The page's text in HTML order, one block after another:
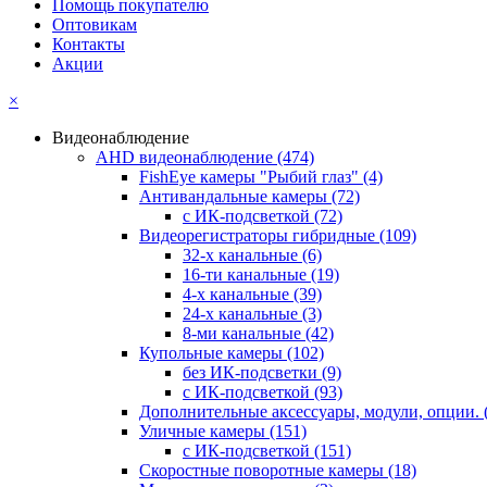
Помощь покупателю
Оптовикам
Контакты
Акции
×
Видеонаблюдение
AHD видеонаблюдение (474)
FishEye камеры "Рыбий глаз" (4)
Антивандальные камеры (72)
с ИК-подсветкой (72)
Видеорегистраторы гибридные (109)
32-х канальные (6)
16-ти канальные (19)
4-х канальные (39)
24-х канальные (3)
8-ми канальные (42)
Купольные камеры (102)
без ИК-подсветки (9)
с ИК-подсветкой (93)
Дополнительные аксессуары, модули, опции.
Уличные камеры (151)
с ИК-подсветкой (151)
Скоростные поворотные камеры (18)